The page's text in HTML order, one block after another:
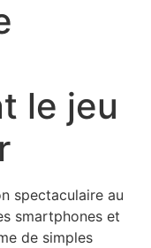
le jeu
spectaculaire au
smartphones et
de simples